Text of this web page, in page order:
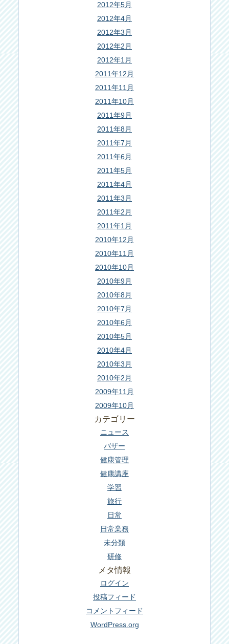
2012年5月
2012年4月
2012年3月
2012年2月
2012年1月
2011年12月
2011年11月
2011年10月
2011年9月
2011年8月
2011年7月
2011年6月
2011年5月
2011年4月
2011年3月
2011年2月
2011年1月
2010年12月
2010年11月
2010年10月
2010年9月
2010年8月
2010年7月
2010年6月
2010年5月
2010年4月
2010年3月
2010年2月
2009年11月
2009年10月
カテゴリー
ニュース
バザー
健康管理
健康講座
学習
旅行
日常
日常業務
未分類
研修
メタ情報
ログイン
投稿フィード
コメントフィード
WordPress.org